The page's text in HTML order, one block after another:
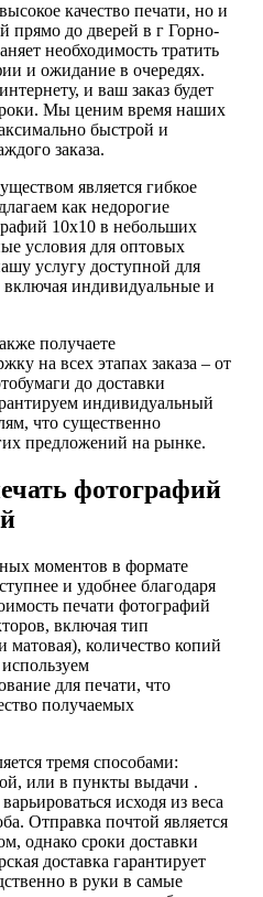
качество печати, но и
прямо до дверей в г Горно-
необходимость тратить
и ожидание в очередях.
и ваш заказ будет
Мы ценим время наших
быстрой и
заказа.
является гибкое
как недорогие
10х10 в небольших
условия для оптовых
услугу доступной для
индивидуальные и
получаете
на всех этапах заказа – от
до доставки
индивидуальный
что существенно
предложений на рынке.
фотографий
моментов в формате
и удобнее благодаря
печати фотографий
включая тип
матовая), количество копий
для печати, что
получаемых
тремя способами:
или в пункты выдачи .
исходя из веса
Отправка почтой является
однако сроки доставки
доставка гарантирует
в руки в самые